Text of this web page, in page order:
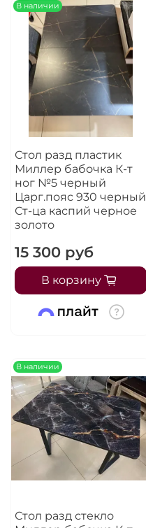
В наличии
Стол разд пластик
Миллер бабочка К-т
ног №5 черный
Царг.пояс 930 черный
Ст-ца каспий черное
золото
15 300 руб
В корзину
В наличии
Стол разд стекло